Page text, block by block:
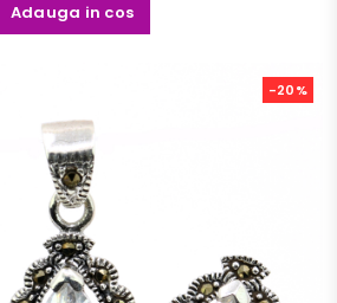
Adauga in cos
-20%